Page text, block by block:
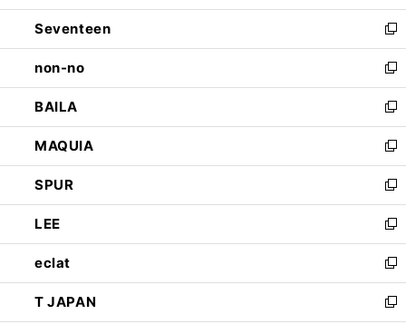
開
く
ウ
で
開
く
ン
ド
ウ
で
開
く
Seventeen
新
し
い
ウ
ィ
ン
ド
ウ
で
開
く
non-no
新
し
い
ウ
ィ
ン
ド
ウ
で
開
く
BAILA
新
し
い
ウ
ィ
ン
ド
ウ
で
開
く
MAQUIA
新
し
い
ウ
ィ
ン
ド
ウ
で
開
SPUR
新
し
い
ウ
ィ
ン
ド
ウ
LEE
新
し
い
ウ
ィ
ン
eclat
新
し
い
ウ
T JAPAN
新
し